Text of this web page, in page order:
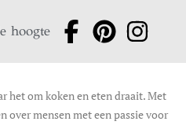
hoogte
het om koken en eten draait. Met
over mensen met een passie voor